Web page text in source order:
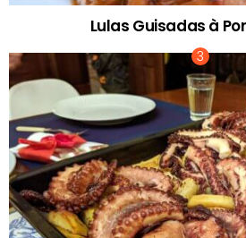
Lulas Guisadas à